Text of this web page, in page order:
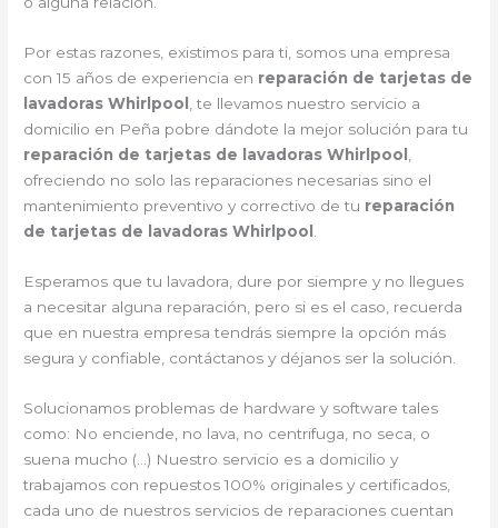
Por estas razones, existimos para ti, somos una empresa
con 15 años de experiencia en reparación de tarjetas de
lavadoras Whirlpool
, te llevamos nuestro servicio a
domicilio en Peña pobre dándote la mejor solución para tu
reparación de tarjetas de lavadoras Whirlpool
ofreciendo no solo las reparaciones necesarias sino el
mantenimiento preventivo y correctivo de tu reparación
de tarjetas de lavadoras Whirlpool
Esperamos que tu lavadora, dure por siempre y no llegues
a necesitar alguna reparación, pero si es el caso, recuerda
que en nuestra empresa tendrás siempre la opción más
segura y confiable, contáctanos y déjanos ser la solución.
Solucionamos problemas de hardware y software tales
como: No enciende, no lava, no centrifuga, no seca, o
suena mucho (…) Nuestro servicio es a domicilio y
trabajamos con repuestos 100% originales y certificados,
cada uno de nuestros servicios de reparaciones cuentan